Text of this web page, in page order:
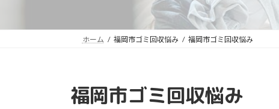
ホーム 福岡市ゴミ回収悩み 福岡市ゴミ回収悩み
福岡市ゴミ回収悩み